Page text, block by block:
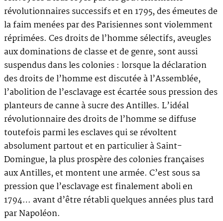
révolutionnaires successifs et en 1795, des émeutes de
la faim menées par des Parisiennes sont violemment
réprimées. Ces droits de l’homme sélectifs, aveugles
aux dominations de classe et de genre, sont aussi
suspendus dans les colonies : lorsque la déclaration
des droits de l’homme est discutée à l’Assemblée,
l’abolition de l’esclavage est écartée sous pression des
planteurs de canne à sucre des Antilles. L’idéal
révolutionnaire des droits de l’homme se diffuse
toutefois parmi les esclaves qui se révoltent
absolument partout et en particulier à Saint-
Domingue, la plus prospère des colonies françaises
aux Antilles, et montent une armée. C’est sous sa
pression que l’esclavage est finalement aboli en
1794… avant d’être rétabli quelques années plus tard
par Napoléon.